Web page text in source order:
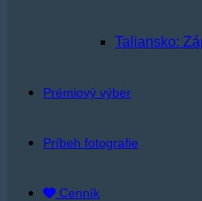
Taliansko:
Prémiový výber
Príbeh fotografie
Cenník